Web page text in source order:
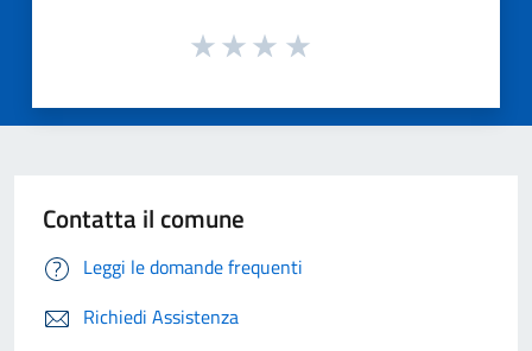
Contatta il comune
Leggi le domande frequenti
Richiedi Assistenza